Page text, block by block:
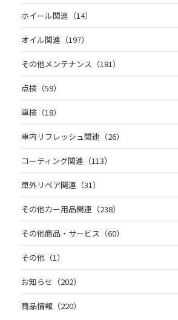
ホイール関連（14）
オイル関連（197）
その他メンテナンス（181）
点検（59）
車検（18）
車内リフレッシュ関連（26）
コーティング関連（113）
車外リペア関連（31）
その他カー用品関連（238）
その他商品・サービス（60）
その他（1）
お知らせ（202）
商品情報（220）